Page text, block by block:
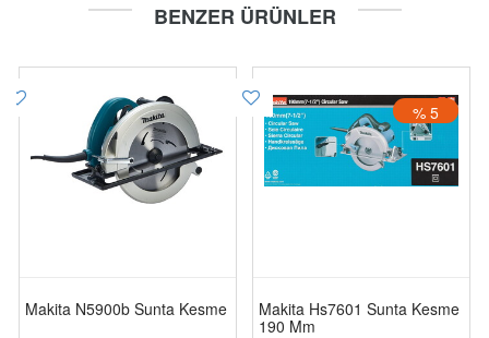
BENZER ÜRÜNLER
Makita N5900b Sunta Kesme
Makita Hs7601 Sunta Kesme
190 Mm
% 5